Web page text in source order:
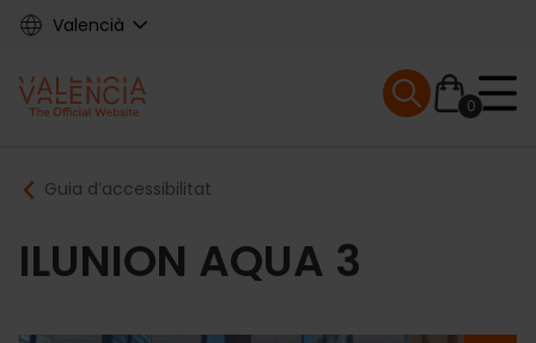
Skip
content
Valencià
Main
navigation
0
Mobile menu
Breadcrumb
Guia d’accessibilitat
ILUNION AQUA 3